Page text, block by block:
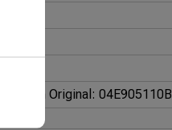
Original: 04E905110B